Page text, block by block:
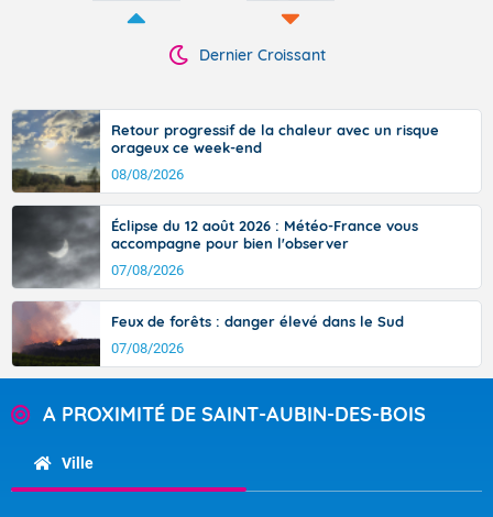
Dernier Croissant
Retour progressif de la chaleur avec un risque
orageux ce week-end
08/08/2026
Éclipse du 12 août 2026 : Météo-France vous
accompagne pour bien l'observer
07/08/2026
Feux de forêts : danger élevé dans le Sud
07/08/2026
A PROXIMITÉ DE SAINT-AUBIN-DES-BOIS
Ville